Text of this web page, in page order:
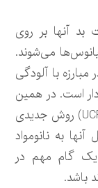
بد آنها بر روی
می‌شوند.
مبارزه با آلودگی
است. در همین
راستا مهندسین دانشگاه کالیفرنیا ریورساید(UCR) روش جدیدی
به نانومواد
یک گام مهم در
باشد.